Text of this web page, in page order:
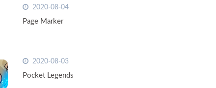
2020-08-04
Page Marker
2020-08-03
Pocket Legends